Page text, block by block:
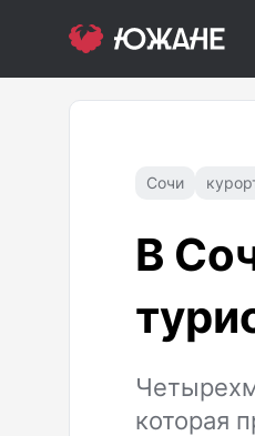
Сочи
В
которая